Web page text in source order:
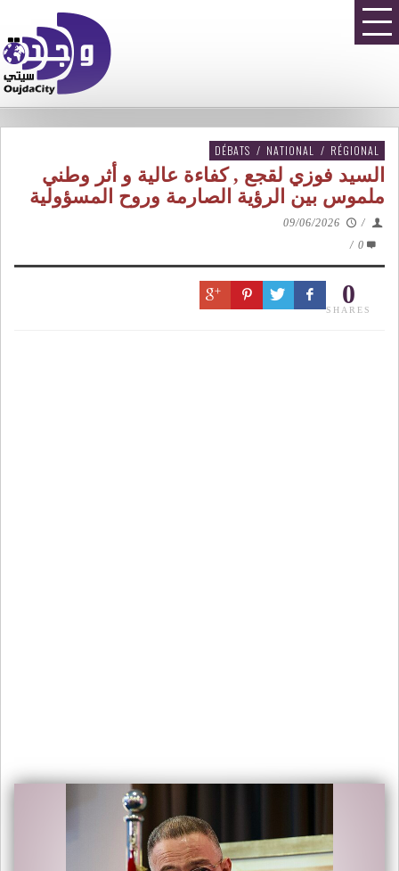
DÉBATS / NATIONAL / RÉGIONAL
السيد فوزي لقجع , كفاءة عالية و أثر وطني
ملموس بين الرؤية الصارمة وروح المسؤولية
/
09/06/2026
0
/
0
SHARES